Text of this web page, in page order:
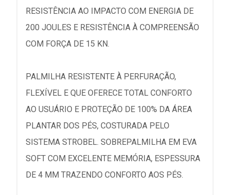
RESISTÊNCIA AO IMPACTO COM ENERGIA DE
200 JOULES E RESISTÊNCIA À COMPREENSÃO
COM FORÇA DE 15 KN.
PALMILHA RESISTENTE À PERFURAÇÃO,
FLEXÍVEL E QUE OFERECE TOTAL CONFORTO
AO USUÁRIO E PROTEÇÃO DE 100% DA ÁREA
PLANTAR DOS PÉS, COSTURADA PELO
SISTEMA STROBEL. SOBREPALMILHA EM EVA
SOFT COM EXCELENTE MEMÓRIA, ESPESSURA
DE 4 MM TRAZENDO CONFORTO AOS PÉS.